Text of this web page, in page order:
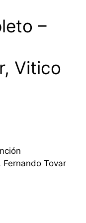
–
Vitico
Tovar